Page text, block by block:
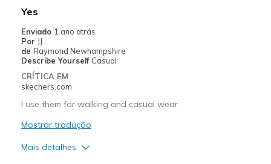
View On Shoes
Yes
Enviado 1 ano atrás
Por JJ
de Raymond Newhampshire
Describe Yourself Casual
CRÍTICA EM
skechers.com
I use them for walking and casual wear.
Mostrar tradução
Mais detalhes